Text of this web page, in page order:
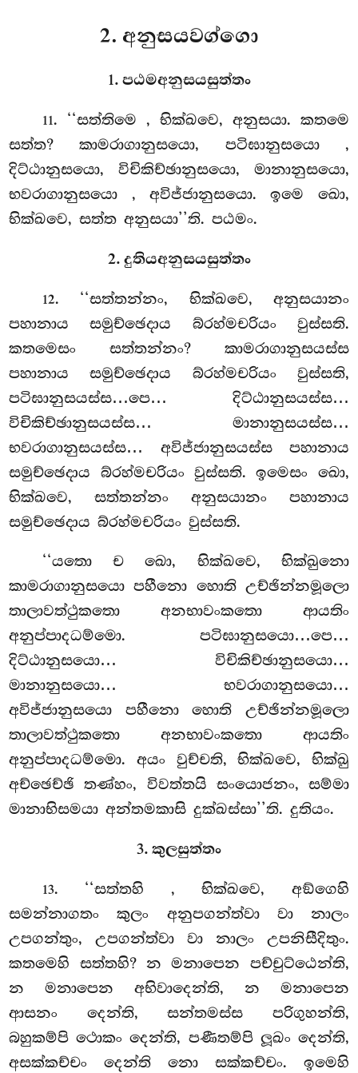
2. අනුසයවග්ගො
1. පඨමඅනුසයසුත්තං
11. ‘‘සත්තිමෙ , භික්ඛවෙ, අනුසයා. කතමෙ
සත්ත? කාමරාගානුසයො, පටිඝානුසයො ,
දිට්ඨානුසයො, විචිකිච්ඡානුසයො, මානානුසයො,
භවරාගානුසයො , අවිජ්ජානුසයො. ඉමෙ ඛො,
භික්ඛවෙ, සත්ත අනුසයා’’ති. පඨමං.
2. දුතියඅනුසයසුත්තං
12. ‘‘සත්තන්නං, භික්ඛවෙ, අනුසයානං
පහානාය සමුච්ඡෙදාය බ්රහ්මචරියං වුස්සති.
කතමෙසං සත්තන්නං? කාමරාගානුසයස්ස
පහානාය සමුච්ඡෙදාය බ්රහ්මචරියං වුස්සති,
පටිඝානුසයස්ස…පෙ… දිට්ඨානුසයස්ස…
විචිකිච්ඡානුසයස්ස… මානානුසයස්ස…
භවරාගානුසයස්ස… අවිජ්ජානුසයස්ස පහානාය
සමුච්ඡෙදාය බ්රහ්මචරියං වුස්සති. ඉමෙසං ඛො,
භික්ඛවෙ, සත්තන්නං අනුසයානං පහානාය
සමුච්ඡෙදාය බ්රහ්මචරියං වුස්සති.
‘‘යතො ච ඛො, භික්ඛවෙ, භික්ඛුනො
කාමරාගානුසයො පහීනො හොති උච්ඡින්නමූලො
තාලාවත්ථුකතො අනභාවංකතො ආයතිං
අනුප්පාදධම්මො. පටිඝානුසයො…පෙ…
දිට්ඨානුසයො… විචිකිච්ඡානුසයො…
මානානුසයො… භවරාගානුසයො…
අවිජ්ජානුසයො පහීනො හොති උච්ඡින්නමූලො
තාලාවත්ථුකතො අනභාවංකතො ආයතිං
අනුප්පාදධම්මො. අයං වුච්චති, භික්ඛවෙ, භික්ඛු
අච්ඡෙච්ඡි තණ්හං, විවත්තයි සංයොජනං, සම්මා
මානාභිසමයා අන්තමකාසි දුක්ඛස්සා’’ති. දුතියං.
3. කුලසුත්තං
13. ‘‘සත්තහි , භික්ඛවෙ, අඞ්ගෙහි
සමන්නාගතං කුලං අනුපගන්ත්වා වා නාලං
උපගන්තුං, උපගන්ත්වා වා නාලං උපනිසීදිතුං.
කතමෙහි සත්තහි? න මනාපෙන පච්චුට්ඨෙන්ති,
න මනාපෙන අභිවාදෙන්ති, න මනාපෙන
ආසනං දෙන්ති, සන්තමස්ස පරිගුහන්ති,
බහුකම්පි ථොකං දෙන්ති, පණීතම්පි ලූඛං දෙන්ති,
අසක්කච්චං දෙන්ති නො සක්කච්චං. ඉමෙහි